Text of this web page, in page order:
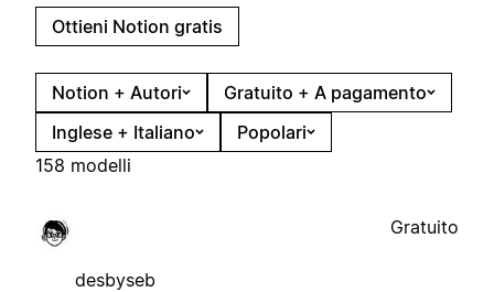
Ottieni Notion gratis
Notion + Autori
Gratuito + A pagamento
Inglese + Italiano
Popolari
158 modelli
desbyseb
Gratuito